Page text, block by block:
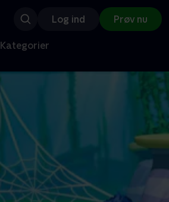
Log ind Prøv nu
Kategorier